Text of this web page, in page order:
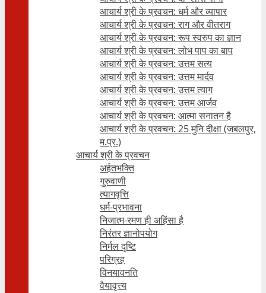
आचार्य श्री के प्रवचन: धर्म और व्यापार
आचार्य श्री के प्रवचन: राग और वीतराग
आचार्य श्री के प्रवचन: रूप स्वरुप का ज्ञान
आचार्य श्री के प्रवचन: लोभ पाप का बाप
आचार्य श्री के प्रवचन: उत्तम सत्य
आचार्य श्री के प्रवचन: उत्तम मार्दव
आचार्य श्री के प्रवचन: उत्तम त्याग
आचार्य श्री के प्रवचन: उत्तम आर्जव
आचार्य श्री के प्रवचन: आत्मा सनातन है
आचार्य श्री के प्रवचन: 25 मुनि दीक्षा (जबलपुर,
म.प्र.)
आचार्य श्री के प्रवचन
अर्हतभक्ति
गुरुवाणी
त्यागवृत्ति
धर्म-प्रभावना
निजात्म-रमण ही अहिंसा है
निरंतर ज्ञानोपयोग
निर्मल दृष्टि
परिग्रह
विनयावनति
वैयावृत्त्य